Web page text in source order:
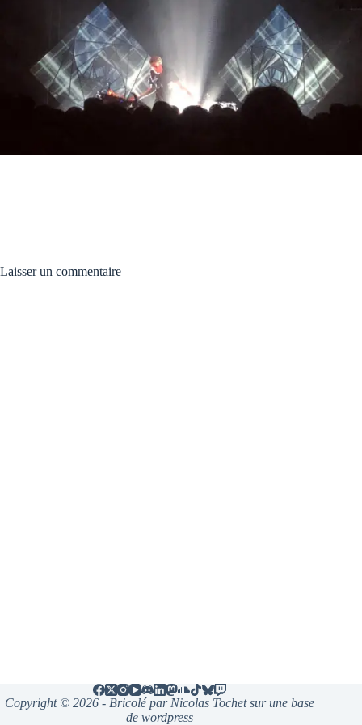
Laisser un commentaire
Copyright © 2026 - Bricolé par Nicolas Tochet sur une base
de wordpress